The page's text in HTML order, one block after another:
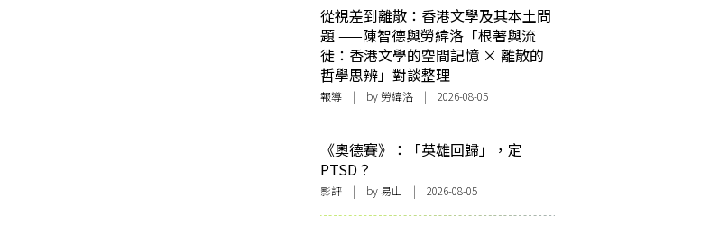
從視差到離散：香港文學及其本土問
題 ——陳智德與勞緯洛「根著與流
徙：香港文學的空間記憶 × 離散的
哲學思辨」對談整理
報導 | by 勞緯洛 | 2026-08-05
《奧德賽》：「英雄回歸」，定
PTSD？
影評 | by 易山 | 2026-08-05